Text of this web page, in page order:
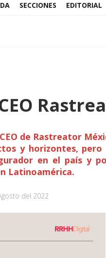
SECCIONES EDITORIAL
de Rastreator
y horizontes,
en el país y
Latinoamérica.
del 2022